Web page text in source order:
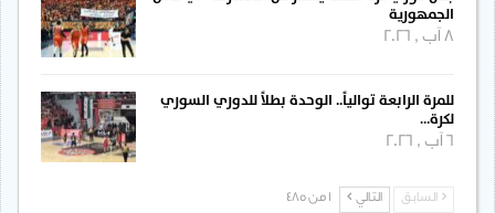
الجمهورية
للمرة الرابعة توالياً.. الوحدة بطلاً للدوري السوري
لكرة…
السابق التالي